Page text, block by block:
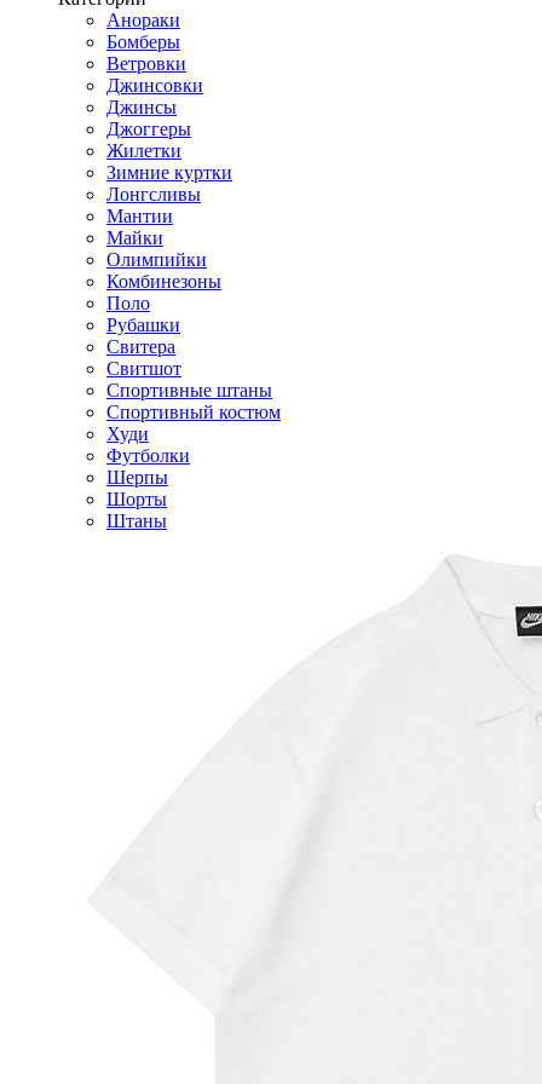
Анораки
Бомберы
Ветровки
Джинсовки
Джинсы
Джоггеры
Жилетки
Зимние куртки
Лонгсливы
Мантии
Майки
Олимпийки
Комбинезоны
Поло
Рубашки
Свитера
Свитшот
Спортивные штаны
Спортивный костюм
Худи
Футболки
Шерпы
Шорты
Штаны